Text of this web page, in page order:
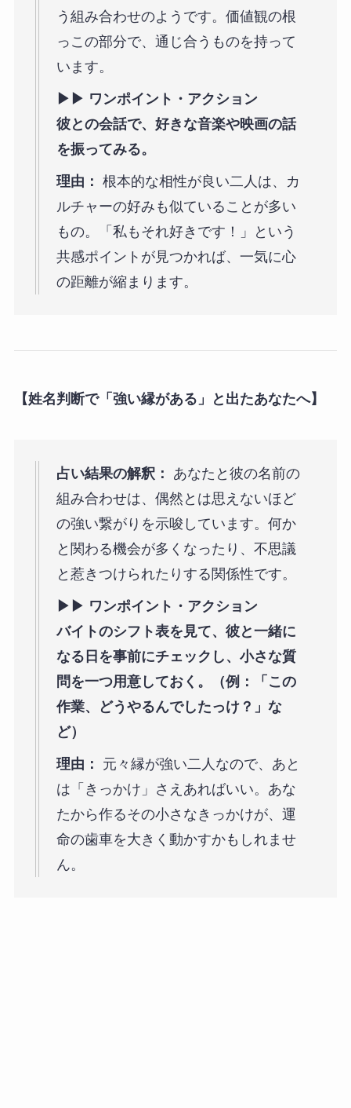
う組み合わせのようです。価値観の根
っこの部分で、通じ合うものを持って
います。
▶︎▶︎ ワンポイント・アクション
彼との会話で、好きな音楽や映画の話
を振ってみる。
理由： 根本的な相性が良い二人は、カ
ルチャーの好みも似ていることが多い
もの。「私もそれ好きです！」という
共感ポイントが見つかれば、一気に心
の距離が縮まります。
【姓名判断で「強い縁がある」と出たあなたへ】
占い結果の解釈：
あなたと彼の名前の
組み合わせは、偶然とは思えないほど
の強い繋がりを示唆しています。何か
と関わる機会が多くなったり、不思議
と惹きつけられたりする関係性です。
▶︎▶︎ ワンポイント・アクション
バイトのシフト表を見て、彼と一緒に
なる日を事前にチェックし、小さな質
問を一つ用意しておく。（例：「この
作業、どうやるんでしたっけ？」な
ど）
理由：
元々縁が強い二人なので、あと
は「きっかけ」さえあればいい。あな
たから作るその小さなきっかけが、運
命の歯車を大きく動かすかもしれませ
ん。